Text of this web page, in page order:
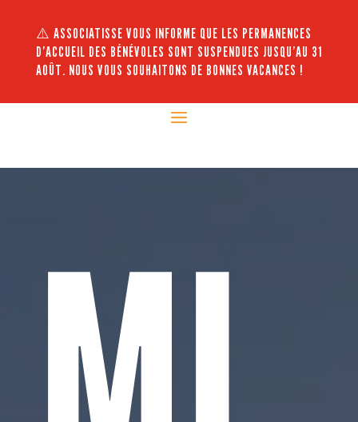
⚠️ ASSOCIATISSE VOUS INFORME QUE LES PERMANENCES
D’ACCUEIL DES BÉNÉVOLES SONT SUSPENDUES JUSQU’AU 31
AOÛT. NOUS VOUS SOUHAITONS DE BONNES VACANCES !